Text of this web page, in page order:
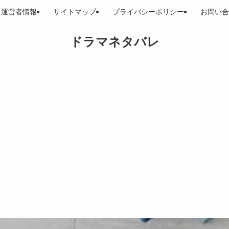
ドラマネタバレ
運営者情報 サイトマップ プライバシーポリシー お問い